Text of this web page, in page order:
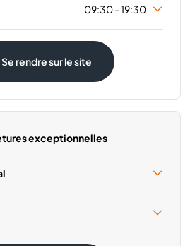
09:30 - 19:30
09:30 - 19:30
09:30 - 19:30
09:30 - 19:30
09:30 - 19:30
Se rendre sur le site
exceptionnelles